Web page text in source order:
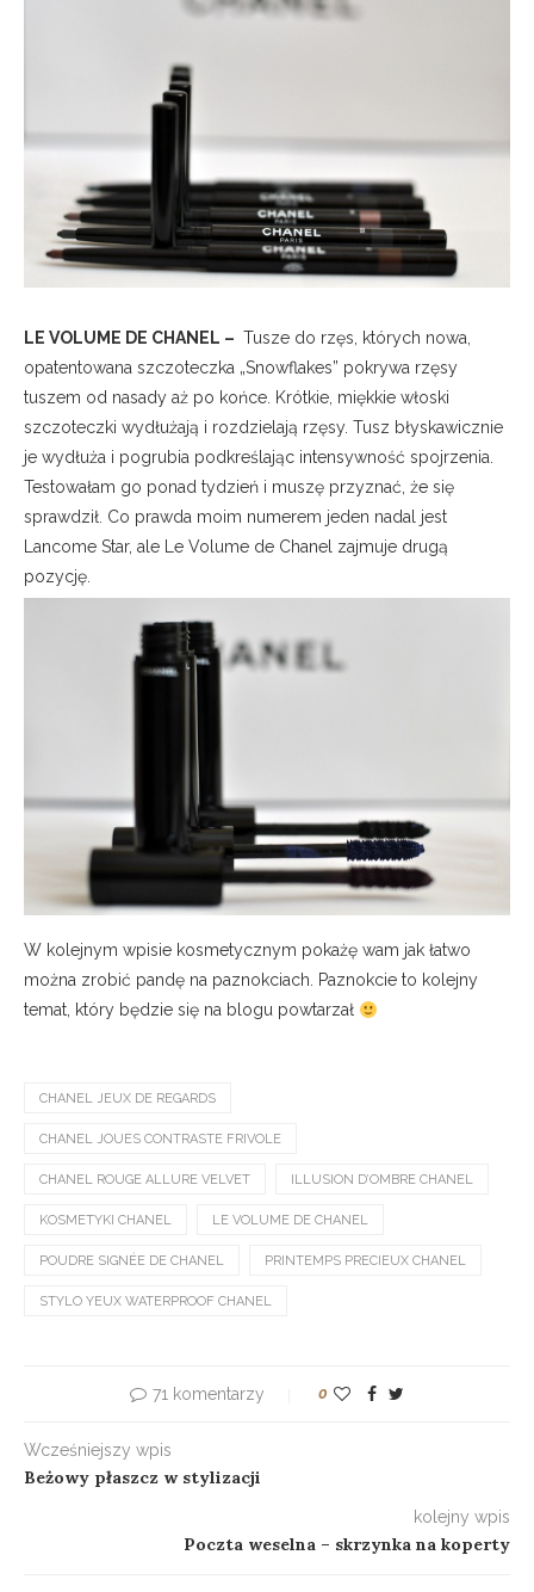
LE VOLUME DE CHANEL – Tusze do rzęs, których nowa,
opatentowana szczoteczka „Snowflakes” pokrywa rzęsy
tuszem od nasady aż po końce. Krótkie, miękkie włoski
szczoteczki wydłużają i rozdzielają rzęsy. Tusz błyskawicznie
je wydłuża i pogrubia podkreślając intensywność spojrzenia.
Testowałam go ponad tydzień i muszę przyznać, że się
sprawdził. Co prawda moim numerem jeden nadal jest
Lancome Star, ale Le Volume de Chanel zajmuje drugą
pozycję.
W kolejnym wpisie kosmetycznym pokażę wam jak łatwo
można zrobić pandę na paznokciach. Paznokcie to kolejny
temat, który będzie się na blogu powtarzał
CHANEL JEUX DE REGARDS
CHANEL JOUES CONTRASTE FRIVOLE
CHANEL ROUGE ALLURE VELVET ILLUSION D’OMBRE CHANEL
KOSMETYKI CHANEL LE VOLUME DE CHANEL
POUDRE SIGNÉE DE CHANEL PRINTEMPS PRECIEUX CHANEL
STYLO YEUX WATERPROOF CHANEL
71 komentarzy 0
Wcześniejszy wpis
Beżowy płaszcz w stylizacji
kolejny wpis
Poczta weselna – skrzynka na koperty